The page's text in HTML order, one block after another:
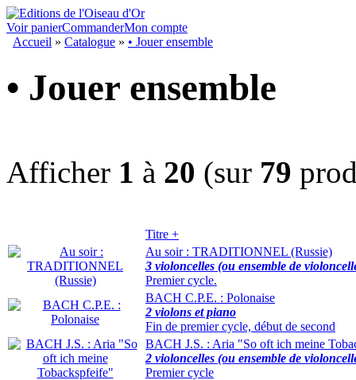
Voir panierCommanderMon compte
Accueil » Catalogue » • Jouer ensemble
• Jouer ensemble
Afficher 1 à 20 (sur 79
Titre +
Au soir : TRADITIONNEL (Russie)
3 violoncelles (ou ensemble de
Premier cycle.
BACH C.P.E. : Polonaise
2 violons et piano
Fin de premier cycle, début de second
BACH J.S. : Aria "So oft ich meine
2 violoncelles (ou ensemble de
Premier cycle